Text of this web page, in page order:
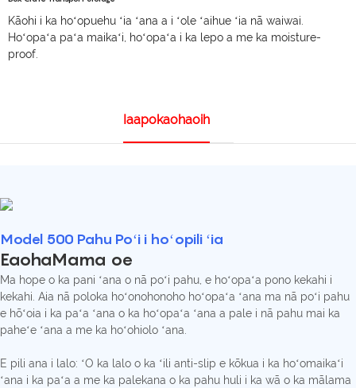
Kāohi i ka hoʻopuehu ʻia ʻana a i ʻole ʻaihue ʻia nā waiwai.
Hoʻopaʻa paʻa maikaʻi, hoʻopaʻa i ka lepo a me ka moisture-
proof.
Iaapokaohaoih
Model 500 Pahu Poʻi i hoʻopili ʻia
EaohaMama oe
Ma hope o ka pani ʻana o nā poʻi pahu, e hoʻopaʻa pono kekahi i
kekahi. Aia nā poloka hoʻonohonoho hoʻopaʻa ʻana ma nā poʻi pahu
e hōʻoia i ka paʻa ʻana o ka hoʻopaʻa ʻana a pale i nā pahu mai ka
paheʻe ʻana a me ka hoʻohiolo ʻana.
E pili ana i lalo: ʻO ka lalo o ka ʻili anti-slip e kōkua i ka hoʻomaikaʻi
ʻana i ka paʻa a me ka palekana o ka pahu huli i ka wā o ka mālama